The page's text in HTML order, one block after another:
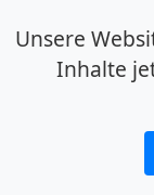
Unsere
Inhalte